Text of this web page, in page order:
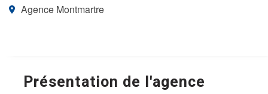
Agence Montmartre
Présentation de l'agence